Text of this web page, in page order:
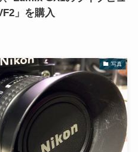
」を購入
写真